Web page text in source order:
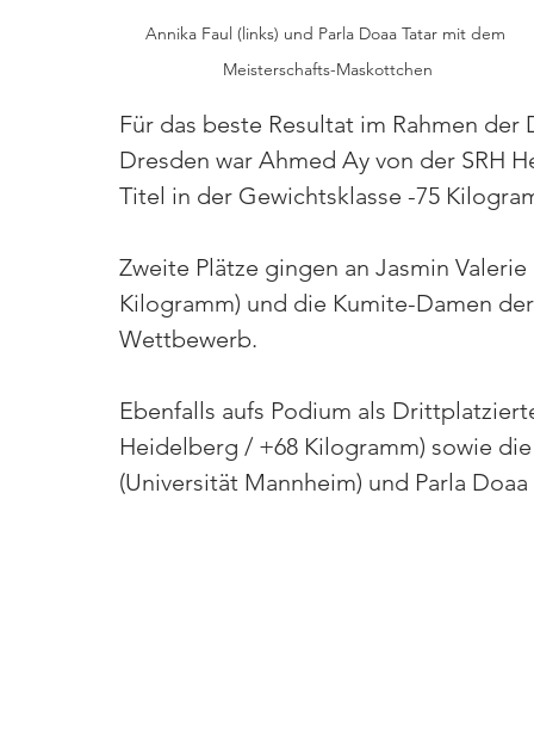
Annika Faul (links) und Parla Doaa Tatar mit dem
Meisterschafts-Maskottchen
Für das beste Resultat im Rahmen
Dresden war Ahmed Ay von der SRH
Titel in der Gewichtsklasse -75
Zweite Plätze gingen an Jasmin
Kilogramm) und die Kumite-Damen
Wettbewerb.
Ebenfalls aufs Podium als
Heidelberg / +68 Kilogramm) sowie
(Universität Mannheim) und Parla